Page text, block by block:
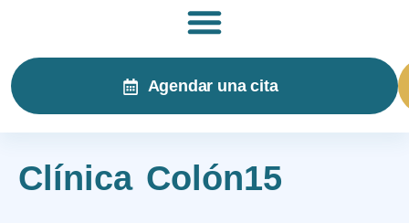
Agendar una cita
Clínica Colón15